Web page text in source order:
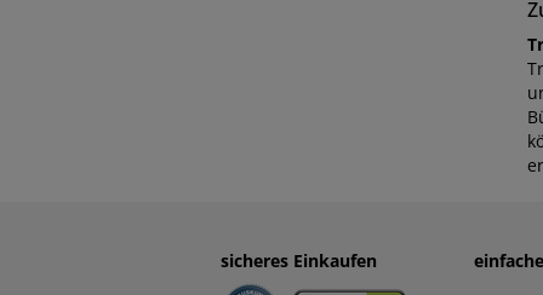
sicheres Einkaufen